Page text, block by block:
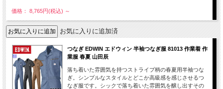
価格： 8,765円(税込) ～
お気に入りに追加済
つなぎ EDWIN エドウィン 半袖つなぎ服 81013 作業着 作
業服 春夏 山田辰
落ち着いた雰囲気を持つストライプ柄の春夏用半袖つな
ぎ。シンプルなスタイルとどこか高級感を感じさせるつ
なぎ服です。シックで落ち着いた雰囲気を醸し出すその